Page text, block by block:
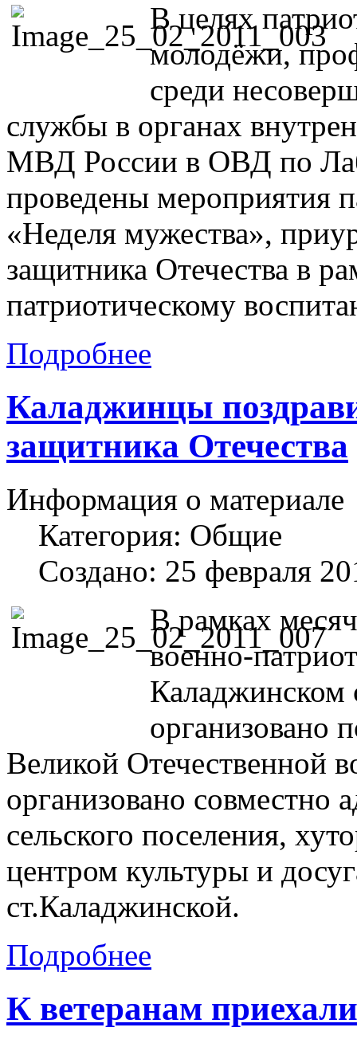
В целях
молодёжи,
среди
службы в органах
МВД России в ОВД по
проведены мероприятия
«Неделя мужества»,
защитника Отечества в
патриотическому
Подробнее
Каладжинцы
защитника Отечества
Информация о материале
Категория: Общие
Создано: 25 февраля
В рамках
военно-
Каладжинском
организовано
Великой Отечественной
организовано совместно
сельского поселения,
центром культуры и
ст.Каладжинской.
Подробнее
К ветеранам